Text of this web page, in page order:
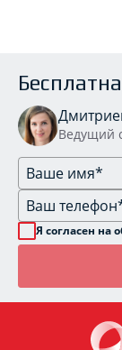
Ведущий
Я согласен на